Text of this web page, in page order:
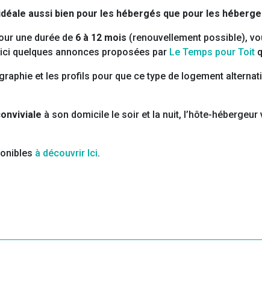
aussi bien pour les hébergés que pour les
une durée de 6 à 12 mois (renouvellement possible),
quelques annonces proposées par Le Temps pour Toit
et les profils pour que ce type de logement
à son domicile le soir et la nuit, l’hôte-
à découvrir Ici.